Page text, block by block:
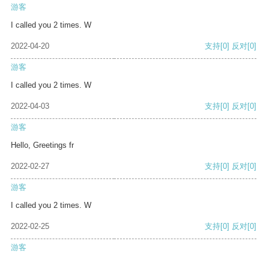
游客
I called you 2 times. W
2022-04-20 支持[0] 反对[0]
游客
I called you 2 times. W
2022-04-03 支持[0] 反对[0]
游客
Hello, Greetings fr
2022-02-27 支持[0] 反对[0]
游客
I called you 2 times. W
2022-02-25 支持[0] 反对[0]
游客